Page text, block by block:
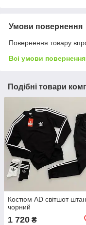
Умови повернення
Повернення товару
Всі умови повернення
Подібні товари
Костюм AD світшот
чорний
1 720 ₴